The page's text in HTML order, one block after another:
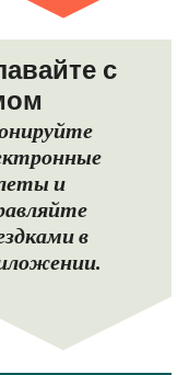
с
и
в